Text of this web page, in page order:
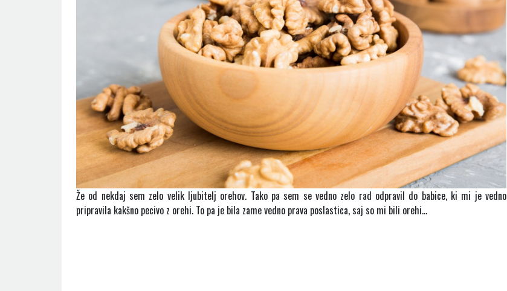
Že od nekdaj sem zelo velik ljubitelj orehov. Tako pa sem se vedno zelo rad odpravil do babice, ki mi je vedno
pripravila kakšno pecivo z orehi. To pa je bila zame vedno prava poslastica, saj so mi bili orehi…